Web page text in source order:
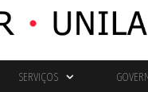
SERVIÇOS